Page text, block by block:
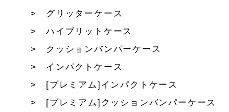
グリッターケース
ハイブリットケース
クッションバンパーケース
インパクトケース
[プレミアム]インパクトケース
[プレミアム]クッションバンパーケース